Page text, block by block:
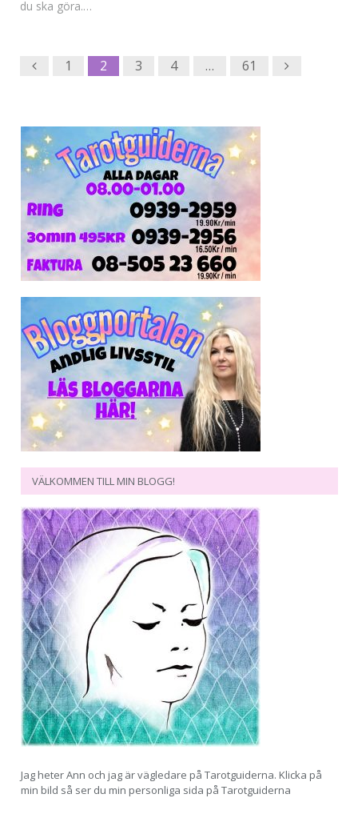
du ska göra.…
Previous
1 2 3 4 … 61 Next
VÄLKOMMEN TILL MIN BLOGG!
Jag heter Ann och jag är vägledare på Tarotguiderna. Klicka på
min bild så ser du min personliga sida på Tarotguiderna